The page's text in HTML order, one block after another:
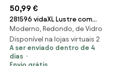
50,99 €
281596 vidaXL Lustre com
contas redondo 3 x E14 branco
Moderno, Redondo, de Vidro
Disponível na lojas virtuais 2
A ser enviado dentro de 4
dias